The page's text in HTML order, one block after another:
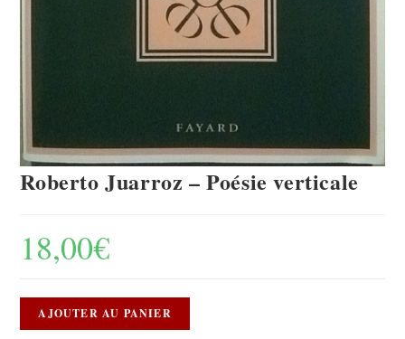
Roberto Juarroz – Poésie verticale
18,00€
AJOUTER AU PANIER